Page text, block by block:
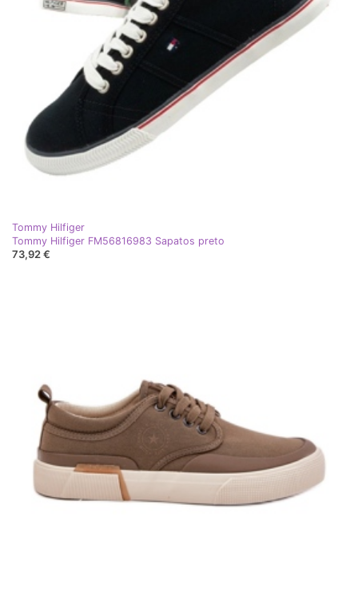
Tommy Hilfiger
Tommy Hilfiger FM56816983 Sapatos preto
73,92 €